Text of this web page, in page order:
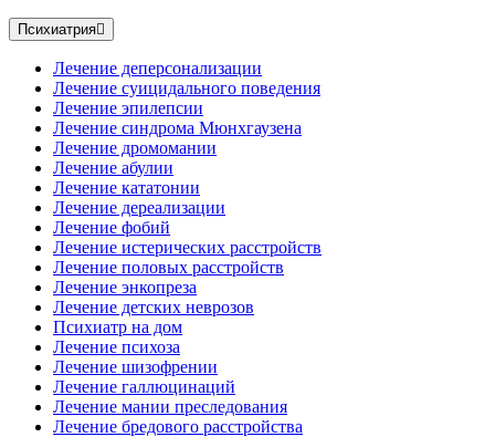
Психиатрия
Лечение деперсонализации
Лечение суицидального поведения
Лечение эпилепсии
Лечение синдрома Мюнхгаузена
Лечение дромомании
Лечение абулии
Лечение кататонии
Лечение дереализации
Лечение фобий
Лечение истерических расстройств
Лечение половых расстройств
Лечение энкопреза
Лечение детских неврозов
Психиатр на дом
Лечение психоза
Лечение шизофрении
Лечение галлюцинаций
Лечение мании преследования
Лечение бредового расстройства